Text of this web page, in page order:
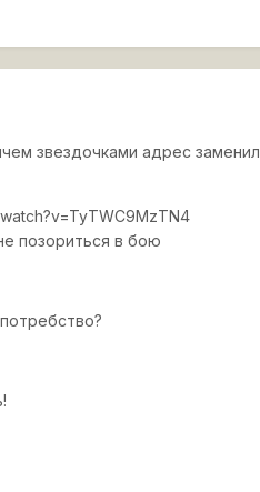
звездочками адрес
позориться в бою